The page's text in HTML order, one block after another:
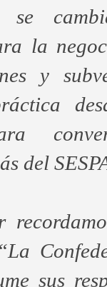
se
la
y
del
sus